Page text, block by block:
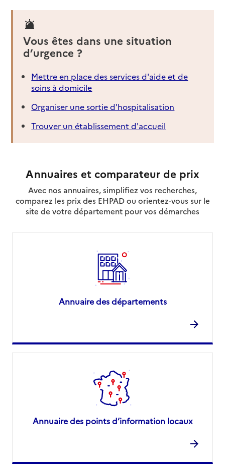
Vous êtes dans une situation
d’urgence ?
Mettre en place des services d'aide et de
soins à domicile
Organiser une sortie d'hospitalisation
Trouver un établissement d'accueil
Annuaires et comparateur de prix
Avec nos annuaires, simplifiez vos recherches,
comparez les prix des EHPAD ou orientez-vous sur le
site de votre département pour vos démarches
Annuaire des départements
Annuaire des points d’information locaux